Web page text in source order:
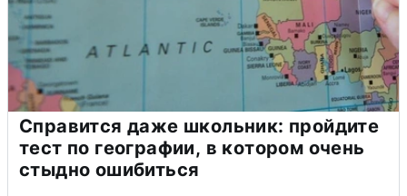
Справится даже школьник: пройдите
тест по географии, в котором очень
стыдно ошибиться